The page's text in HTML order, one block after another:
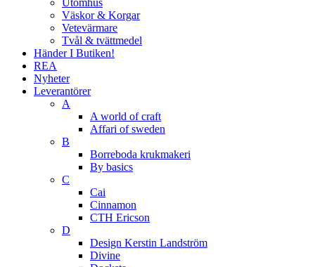
Utomhus
Väskor & Korgar
Vetevärmare
Tvål & tvättmedel
Händer I Butiken!
REA
Nyheter
Leverantörer
A
A world of craft
Affari of sweden
B
Borreboda krukmakeri
By basics
C
Cai
Cinnamon
CTH Ericson
D
Design Kerstin Landström
Divine